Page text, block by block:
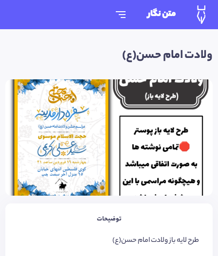
متن نگار
ولادت امام حسن(ع)
توضیحات
طرح لایه باز ولادت امام حسن(ع)